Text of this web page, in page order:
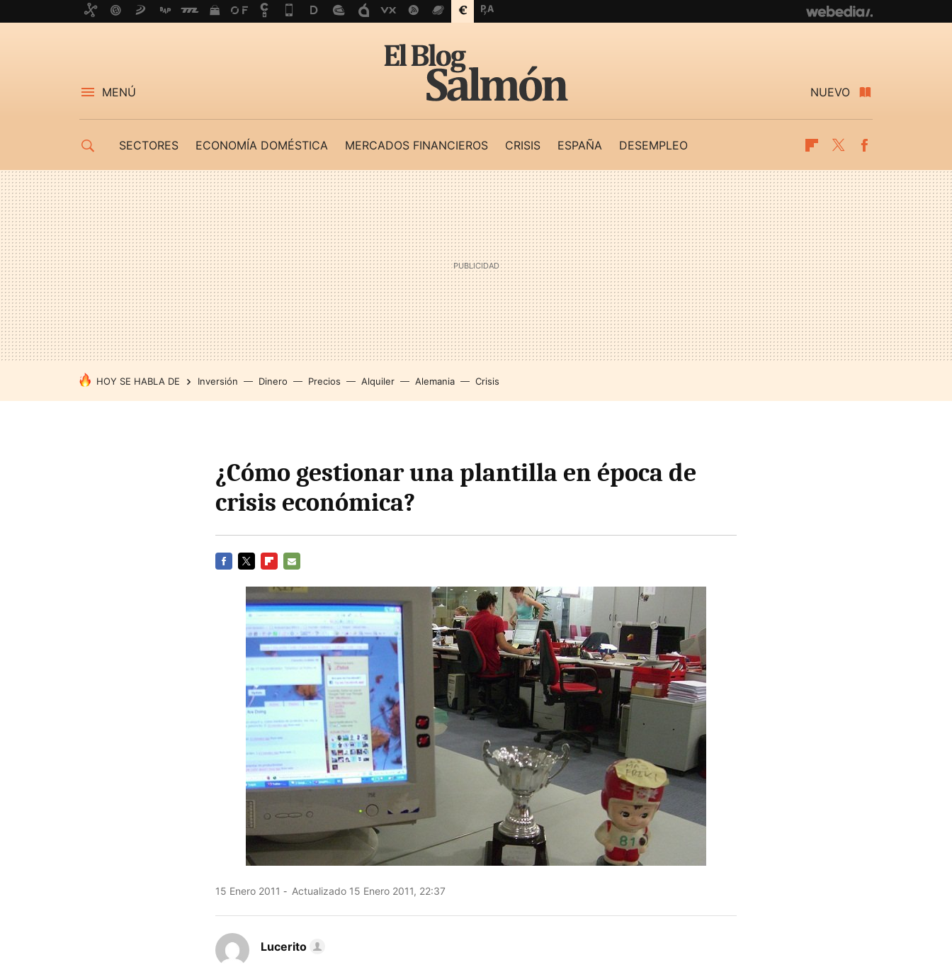
MENÚ NUEVO
SECTORES ECONOMÍA DOMÉSTICA MERCADOS FINANCIEROS CRISIS ESPAÑA DESEMPLEO Flipboard
Twitter
HOY SE HABLA DE Inversión Dinero Precios Alquiler Alemania Crisis
¿Cómo gestionar una plantilla en época de
crisis económica?
MAIL
15 Enero 2011 Actualizado 15 Enero 2011, 22:37
Lucerito